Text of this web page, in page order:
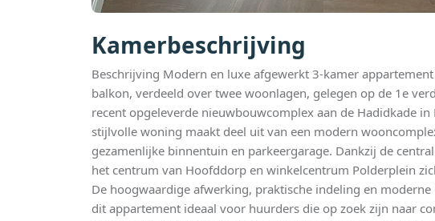
Kamerbeschrijving
Beschrijving Modern en luxe afgewerkt 3-kamer appartement
balkon, verdeeld over twee woonlagen, gelegen op de 1e
recent opgeleverde nieuwbouwcomplex aan de Hadidkade in
stijlvolle woning maakt deel uit van een modern
gezamenlijke binnentuin en parkeergarage. Dankzij de
het centrum van Hoofddorp en winkelcentrum Polderplein
De hoogwaardige afwerking, praktische indeling en
dit appartement ideaal voor huurders die op zoek zijn naar